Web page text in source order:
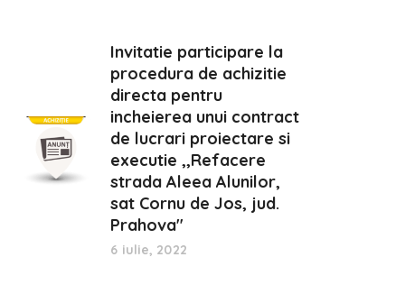
Invitatie participare la
procedura de achizitie
directa pentru
incheierea unui contract
de lucrari proiectare si
executie ,,Refacere
strada Aleea Alunilor,
sat Cornu de Jos, jud.
Prahova"
6 iulie, 2022